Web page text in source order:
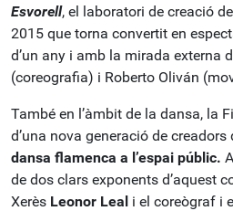
Esvorell, el laboratori de creació
2015 que torna convertit en
d’un any i amb la mirada externa
(coreografia) i Roberto Oliván
També en l’àmbit de la dansa, la
d’una nova generació de
dansa flamenca a l’espai públic.
de dos clars exponents d’aquest
Xerès Leonor Leal i el coreògraf i